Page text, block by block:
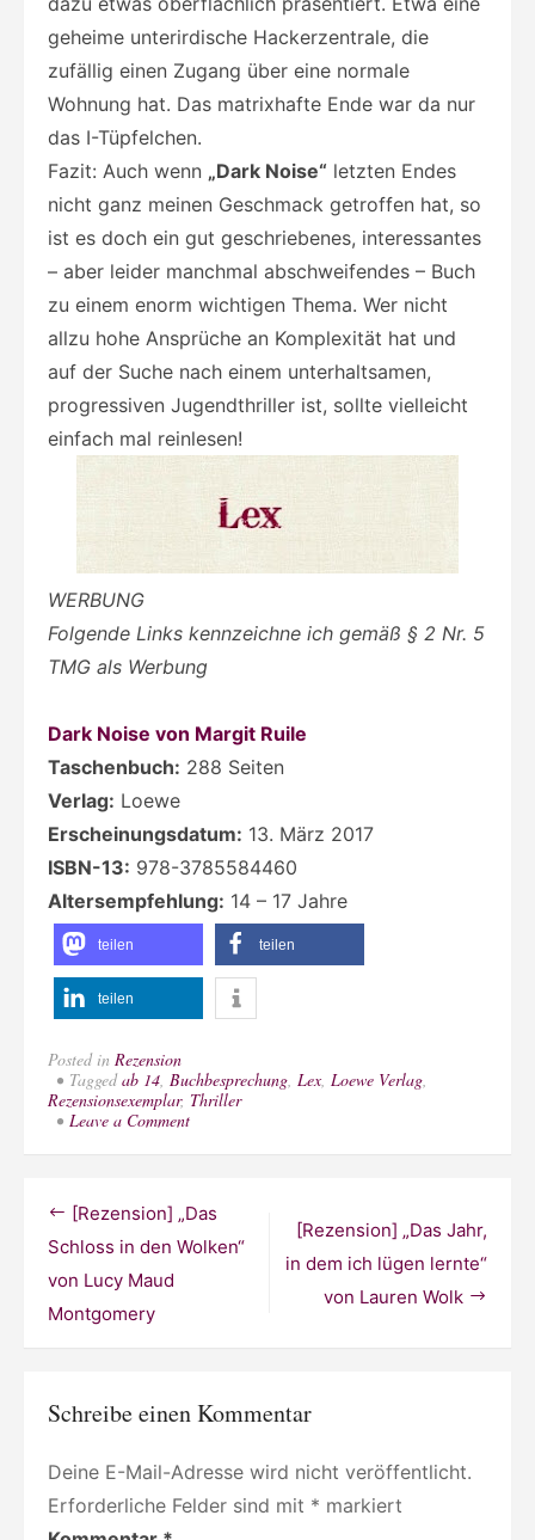
geheime unterirdische Hackerzentrale, die
zufällig einen Zugang über eine normale
Wohnung hat. Das matrixhafte Ende war da nur
das I-Tüpfelchen.
Fazit: Auch wenn „Dark Noise“ letzten Endes
nicht ganz meinen Geschmack getroffen hat, so
ist es doch ein gut geschriebenes, interessantes
– aber leider manchmal abschweifendes – Buch
zu einem enorm wichtigen Thema. Wer nicht
allzu hohe Ansprüche an Komplexität hat und
auf der Suche nach einem unterhaltsamen,
progressiven Jugendthriller ist, sollte vielleicht
einfach mal reinlesen!
WERBUNG
Folgende Links kennzeichne ich gemäß § 2 Nr. 5
TMG als Werbung
Dark Noise von Margit Ruile
Taschenbuch: 288 Seiten
Verlag: Loewe
Erscheinungsdatum: 13. März 2017
ISBN-13: 978-3785584460
Altersempfehlung: 14 – 17 Jahre
teilen teilen
teilen
Posted in Rezension
Taggedab 14, Buchbesprechung, Lex, Loewe Verlag,
Rezensionsexemplar, Thriller
Leave a Commenton
Margit
Ruile
Beitragsnavigation
[Rezension] „Das Jahr,
in dem ich lügen lernte“
von Lauren Wolk
[Rezension] „Das
Schloss in den Wolken“
von Lucy Maud
Montgomery
Schreibe einen Kommentar
Deine E-Mail-Adresse wird nicht veröffentlicht.
Erforderliche Felder sind mit * markiert